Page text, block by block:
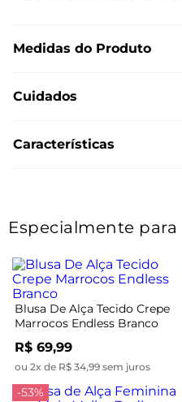
Medidas do Produto
Cuidados
Características
Especialmente para
Blusa De Alça Tecido Crepe
Marrocos Endless Branco
R$ 69,99
ou 2x de R$ 34,99 sem juros
-53%